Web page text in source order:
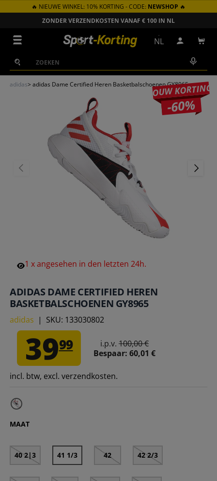
GA NAAR INHOUD
🔥 NIEUWE WINKEL: 10% KORTING - CODE: NEWSHOP 🔥
ZONDER VERZENDKOSTEN VANAF € 100 IN NL
Zoeken
Zoeken
NL Inloggen
adidas> adidas Dame Certified Heren Basketbalschoenen GY8965
JOUW KORTING
-60%
VORIGE
1 xangesehen in den letzten 24h.
ADIDAS DAME CERTIFIED HEREN
BASKETBALSCHOENEN GY8965
adidas | SKU: 133030802
3999 i.p.v. 100,00 €
Bespaar: 60,01 €
incl. btw, excl. verzendkosten.
MAAT
40 2|3 41 1/3 42 42 2/3